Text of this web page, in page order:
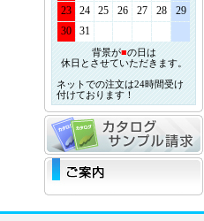
23
24 25 26 27 28
29
30
31
背景が■の日は
休日とさせていただきます。
ネットでの注文は24時間受け
付けております！